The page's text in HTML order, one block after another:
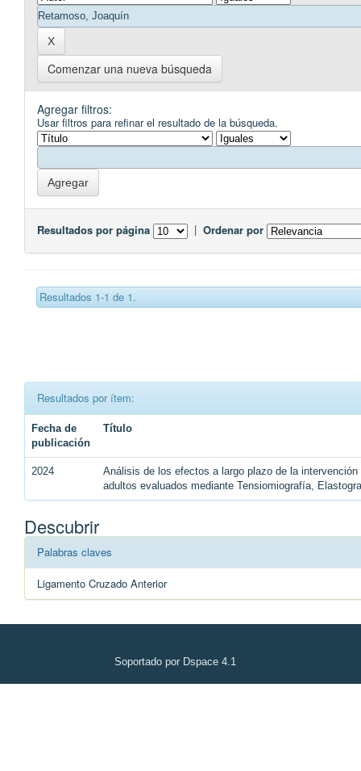
Comenzar una nueva búsqueda
Agregar filtros:
Usar filtros para refinar el resultado de la búsqueda.
Resultados por página | Ordenar por
Resultados 1-1 de 1.
Resultados por ítem:
Fecha de
publicación
Título
2024
Análisis de los efectos a largo plazo de la
adultos evaluados mediante Tensiomiografía,
Descubrir
Palabras claves
Ligamento Cruzado Anterior
Soportado por Dspace 4.1